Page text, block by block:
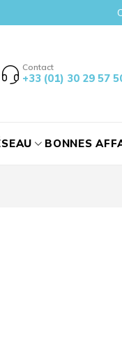
Contact
+33 (01) 30 29 57
BONNES